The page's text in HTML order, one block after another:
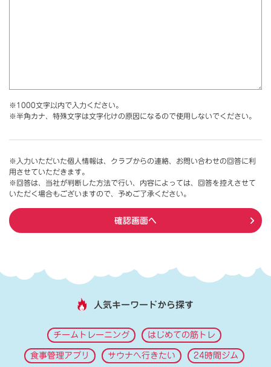
※1000文字以内で入力ください。
※半角カナ、特殊文字は文字化けの原因になるので使用しないでください。
※入力いただいた個人情報は、クラブからの連絡、お問い合わせの回答に利
用させていただきます。
※回答は、当社が判断した方法で行い、内容によっては、回答を控えさせて
いただく場合もございますので、予めご了承ください。
確認画面へ
人気キーワードから探す
チームトレーニング はじめての筋トレ
食事管理アプリ サウナへ行きたい 24時間ジム